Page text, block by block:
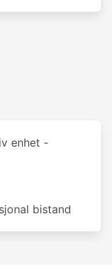
enhet -
bistand